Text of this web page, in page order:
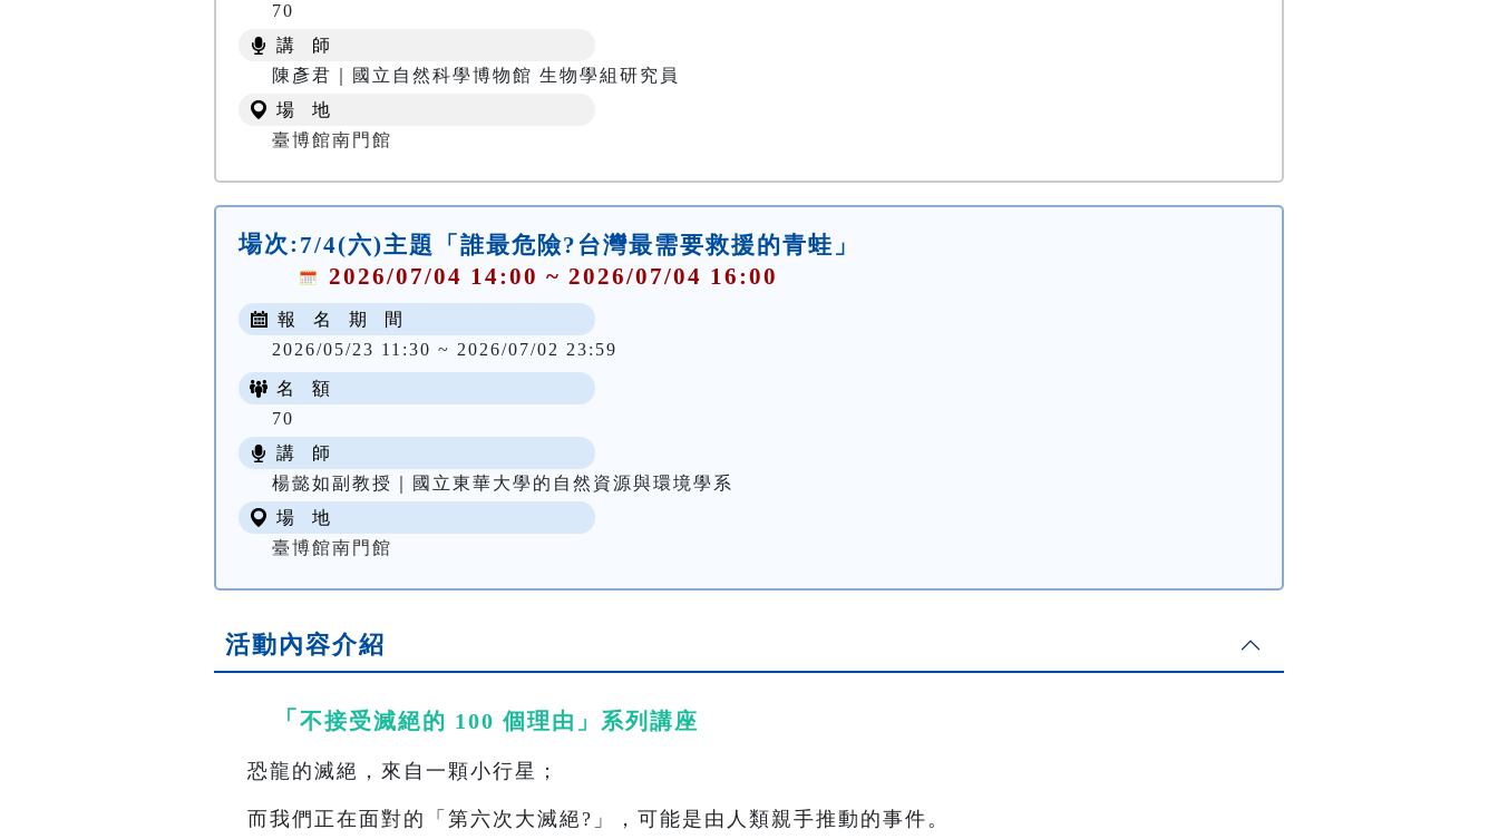
70
講 師
陳彥君｜國立自然科學博物館 生物學組研究員
場 地
臺博館南門館
場次: 7/4(六)主題「誰最危險?台灣最需要救援的青蛙」
2026/07/04 14:00 ~ 2026/07/04 16:00
報 名 期 間
2026/05/23 11:30 ~ 2026/07/02 23:59
名 額
70
講 師
楊懿如副教授｜國立東華大學的自然資源與環境學系
場 地
臺博館南門館
活動內容介紹
「 不接受滅絕的 100 個理由」系列講座
恐龍的滅絕，來自一顆小行星；
而我們正在面對的「第六次大滅絕?」，可能是由人類親手推動的事件。